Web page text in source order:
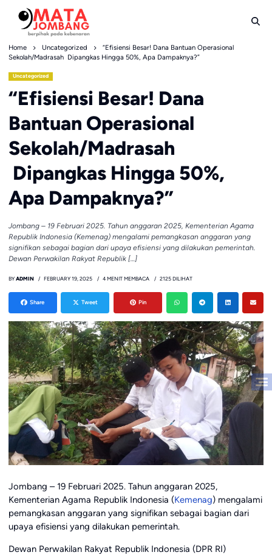
content
Home Uncategorized
“Efisiensi Besar! Dana Bantuan Operasional
Sekolah/Madrasah Dipangkas Hingga 50%, Apa Dampaknya?”
Uncategorized
“Efisiensi Besar! Dana
Bantuan Operasional
Sekolah/Madrasah
Dipangkas Hingga 50%,
Apa Dampaknya?”
Jombang – 19 Februari 2025. Tahun anggaran 2025, Kementerian Agama
Republik Indonesia (Kemenag) mengalami pemangkasan anggaran yang
signifikan sebagai bagian dari upaya efisiensi yang dilakukan pemerintah.
Dewan Perwakilan Rakyat Republik […]
BY ADMIN FEBRUARY 19, 2025 4 MENIT MEMBACA 2125 DILIHAT
Share Tweet Pin
Jombang – 19 Februari 2025. Tahun anggaran 2025,
Kementerian Agama Republik Indonesia (Kemenag) mengalami
pemangkasan anggaran yang signifikan sebagai bagian dari
upaya efisiensi yang dilakukan pemerintah.
Dewan Perwakilan Rakyat Republik Indonesia (DPR RI)